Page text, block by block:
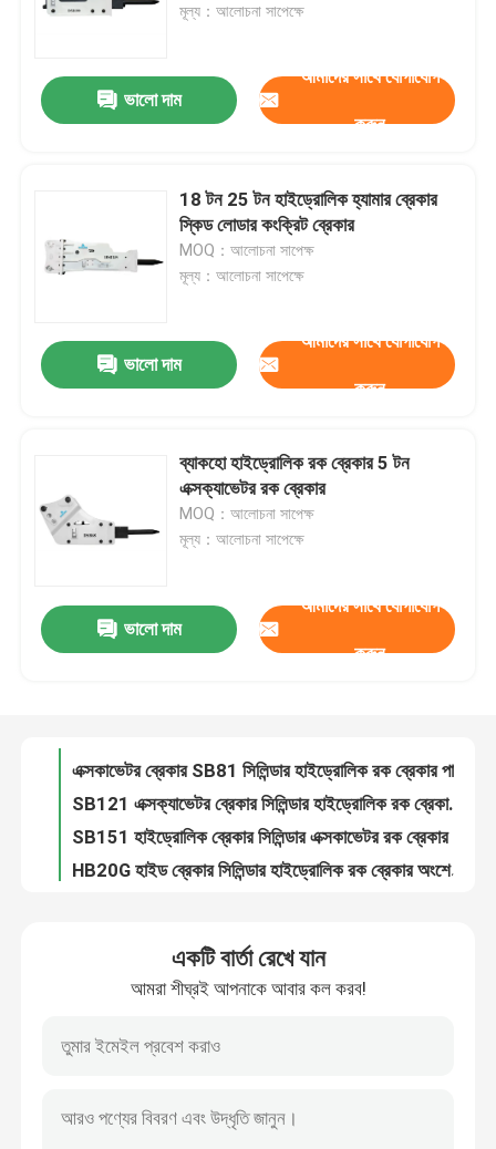
বাড়ি
VR প্রদর্শন
উদ্ধৃতির জন্য আবেদন
মূল্য：আলোচনা সাপেক্ষে
ভালো দাম
আমাদের সাথে যোগাযোগ
করুন
18 টন 25 টন হাইড্রোলিক হ্যামার ব্রেকার
স্কিড লোডার কংক্রিট ব্রেকার
MOQ：আলোচনা সাপেক্ষ
মূল্য：আলোচনা সাপেক্ষে
ভালো দাম
আমাদের সাথে যোগাযোগ
করুন
ব্যাকহো হাইড্রোলিক রক ব্রেকার 5 টন
এক্সক্যাভেটর রক ব্রেকার
MOQ：আলোচনা সাপেক্ষ
মূল্য：আলোচনা সাপেক্ষে
ভালো দাম
আমাদের সাথে যোগাযোগ
করুন
SB20 SB30 SB50 ব্রেকার হ্যামার সিলিন্ডার হাইড্রোলিক রক ব্রেকার যন্ত্রাংশ
HB20G হাইড ব্রেকার সিলিন্ডার হাইড্রোলিক রক ব্রেকার অংশের আসল রঙ
রক ব্রেকার হাইড্রোলিক সিলিন্ডার SB43 ব্যাক হেড হাইড সিলিন্ডার
SB151 ব্যাক হেড হাইড্রোলিক ব্রেকার সিলিন্ডার 175 মিমি ব্যাস
একটি বার্তা রেখে যান
আমরা শীঘ্রই আপনাকে আবার কল করব!